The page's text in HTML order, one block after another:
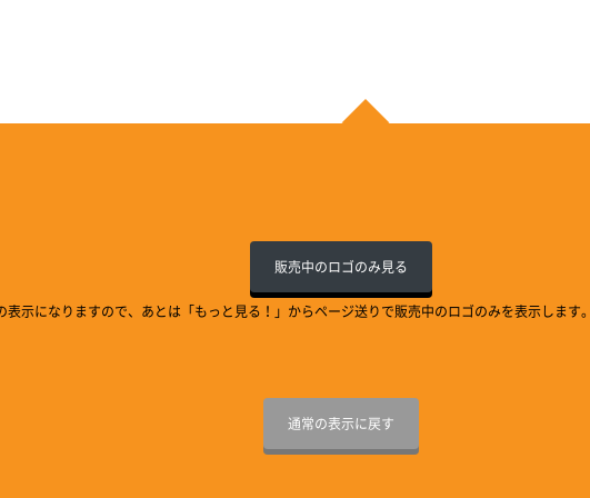
販売中のロゴのみ見る
示になりますので、あとは「もっと見る！」からページ送りで販売中のロゴのみを表示します
通常の表示に戻す